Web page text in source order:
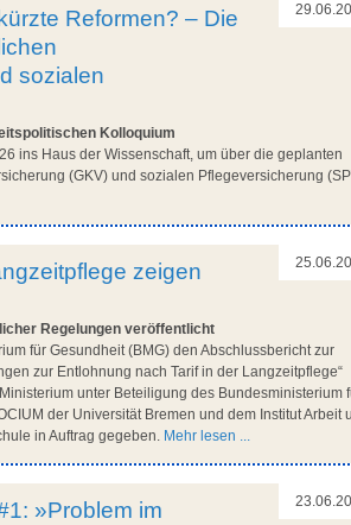
Reformen? – Die
sozialen
Kolloquium
ins Haus der Wissenschaft, um über die geplanten
(GKV) und sozialen Pflegeversicherung
zeigen
Regelungen veröffentlicht
für Gesundheit (BMG) den Abschlussbericht zur
zur Entlohnung nach Tarif in der Langzeitpflege“
unter Beteiligung des Bundesministerium
der Universität Bremen und dem Institut Arbeit
in Auftrag gegeben. Mehr lesen ...
»Problem im